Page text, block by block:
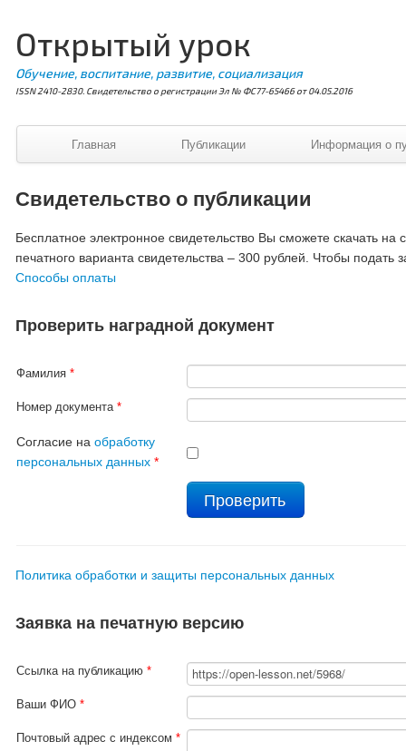
Открытый урок
Обучение, воспитание, развитие, социализация
ISSN 2410-2830. Свидетельство о регистрации Эл № ФС77-65466 от 04.05.2016
Главная Публикации Информация о
Свидетельство о публикации
Бесплатное электронное свидетельство Вы сможете скачать на
печатного варианта свидетельства – 300 рублей. Чтобы подать
Способы оплаты
Проверить наградной документ
Фамилия*
Номер документа*
Согласие наобработку
персональных данных *
Политика обработки и защиты персональных данных
Заявка на печатную версию
Ссылка на публикацию*
Ваши ФИО*
Почтовый адрес с индексом*